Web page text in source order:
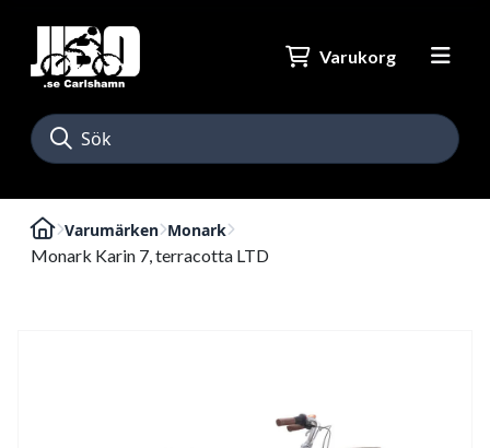
Varukorg
Varumärken Monark
Monark Karin 7, terracotta LTD